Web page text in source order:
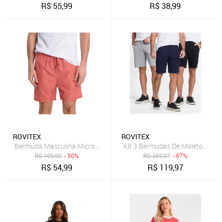
R$ 55,99 R$38,99
ROVITEX
Bermuda Masculina Microfibra Rovitex Laranja
R$109,99 - 50%
R$ 54,99
ROVITEX
Kit 3 Bermudas De Moletom
R$359,97 - 67%
R$ 119,97